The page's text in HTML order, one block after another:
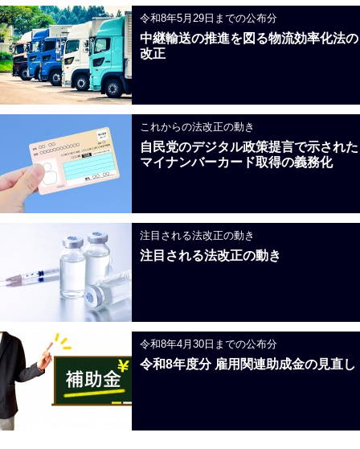
令和8年5月29日までの公布分
中継輸送の推進を図る物流効率化法の
改正
これからの法改正の動き
自民党のデジタル政策提言で示された
マイナンバーカード取得の義務化
注目される法改正の動き
注目される法改正の動き
令和8年4月30日までの公布分
令和8年度分 雇用関連助成金の見直し